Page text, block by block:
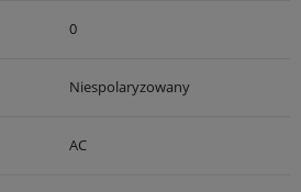
0
Niespolaryzowany
AC